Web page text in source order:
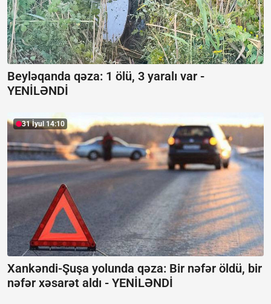
Beyləqanda qəza: 1 ölü, 3 yaralı var -
YENİLƏNDİ
31 İyul 14:10
Xankəndi-Şuşa yolunda qəza: Bir nəfər öldü, bir
nəfər xəsarət aldı - YENİLƏNDİ